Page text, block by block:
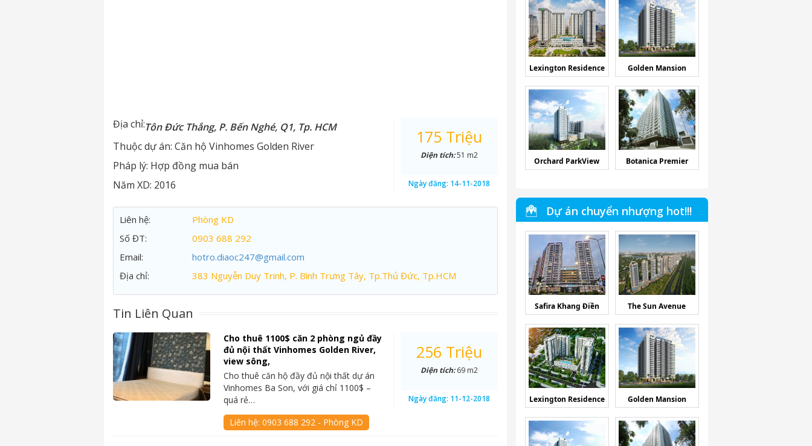
Địa chỉ:Tôn Đức Thắng, P. Bến Nghé, Q1, Tp. HCM
Thuộc dự án: Căn hộ Vinhomes Golden River
Pháp lý: Hợp đồng mua bán
Năm XD: 2016
175 Triệu
Diện tích:51 m2
Ngày đăng: 14-11-2018
Liên hệ:
Phòng KD
Số ĐT:
0903 688 292
Email:
hotro.diaoc247@gmail.com
Địa chỉ:
383 Nguyễn Duy Trinh, P. Bình Trưng Tây, Tp.Thủ Đức, Tp.HCM
Tin Liên Quan
Cho thuê 1100$ căn 2 phòng ngủ đầy
đủ nội thất Vinhomes Golden River,
view sông,
Cho thuê căn hộ đầy đủ nội thất dự án
Vinhomes Ba Son, với giá chỉ 1100$ –
quá rẻ…
Liên hệ:0903 688 292 - Phòng KD
256 Triệu
Diện tích:69 m2
Ngày đăng: 11-12-2018
Lexington Residence Golden Mansion
Orchard ParkView Botanica Premier
Dự án chuyển nhượng hot!!!
Safira Khang Điền The Sun Avenue
Lexington Residence Golden Mansion